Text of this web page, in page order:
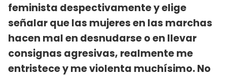
feminista despectivamente y elige
señalar que las mujeres en las marchas
hacen mal en desnudarse o en llevar
consignas agresivas, realmente me
entristece y me violenta muchísimo. No